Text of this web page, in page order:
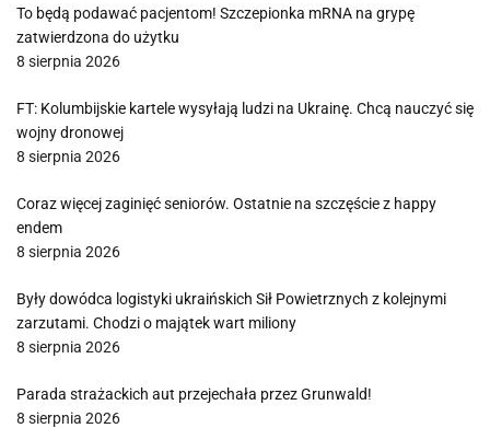
To będą podawać pacjentom! Szczepionka mRNA na grypę
zatwierdzona do użytku
8 sierpnia 2026
FT: Kolumbijskie kartele wysyłają ludzi na Ukrainę. Chcą nauczyć się
wojny dronowej
8 sierpnia 2026
Coraz więcej zaginięć seniorów. Ostatnie na szczęście z happy
endem
8 sierpnia 2026
Były dowódca logistyki ukraińskich Sił Powietrznych z kolejnymi
zarzutami. Chodzi o majątek wart miliony
8 sierpnia 2026
Parada strażackich aut przejechała przez Grunwald!
8 sierpnia 2026